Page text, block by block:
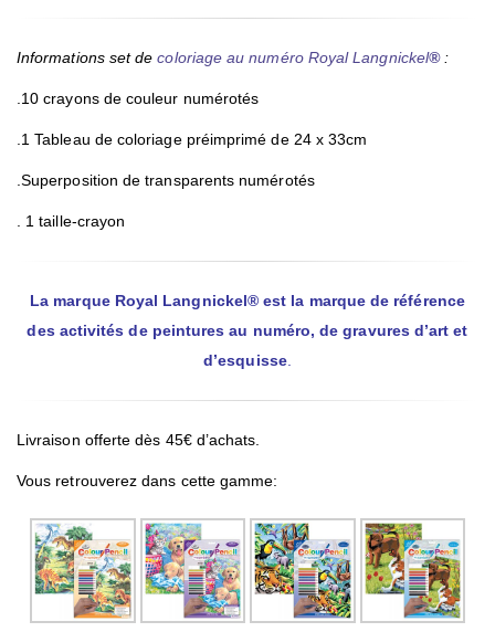
Informations set de coloriage au numéro Royal Langnickel®:
.10 crayons de couleur numérotés
.1 Tableau de coloriage préimprimé de 24 x 33cm
.Superposition de transparents numérotés
. 1 taille-crayon
La marque Royal Langnickel® est la marque de référence
des activités de peintures au numéro, de gravures d’art et
d’esquisse.
Livraison offerte dès 45€ d’achats.
Vous retrouverez dans cette gamme: